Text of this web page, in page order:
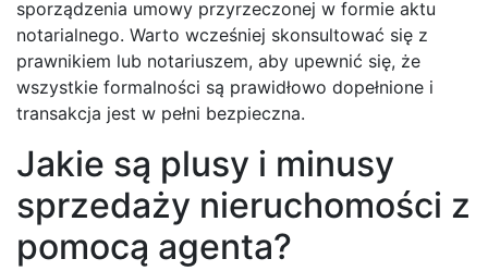
sporządzenia umowy przyrzeczonej w formie aktu
notarialnego. Warto wcześniej skonsultować się z
prawnikiem lub notariuszem, aby upewnić się, że
wszystkie formalności są prawidłowo dopełnione i
transakcja jest w pełni bezpieczna.
Jakie są plusy i minusy
sprzedaży nieruchomości z
pomocą agenta?